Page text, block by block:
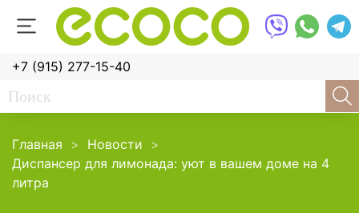
+7 (915) 277-15-40
Главная
Новости
Диспансер для лимонада: уют в вашем доме на 4
литра